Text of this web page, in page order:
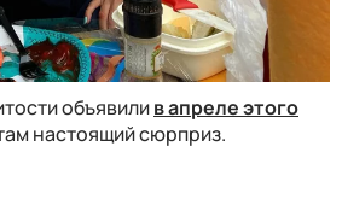
объявилив апреле этого
настоящий сюрприз.